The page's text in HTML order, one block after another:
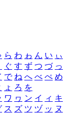
ら わ ゎ ん い ぃ
ぐ す ず つ づ っ
で ね へ べ ぺ め
ょ ろ を
ワ ヮ ン イ ィ キ
ス ズ ツ ヅ ッ ヌ